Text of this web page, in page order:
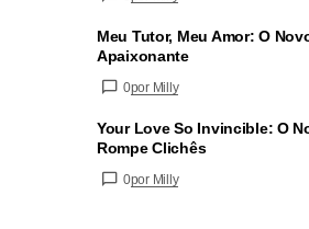
Meu Tutor, Meu Amor: O
Apaixonante
0por Milly
Your Love So Invincible: O
Rompe Clichês
0por Milly